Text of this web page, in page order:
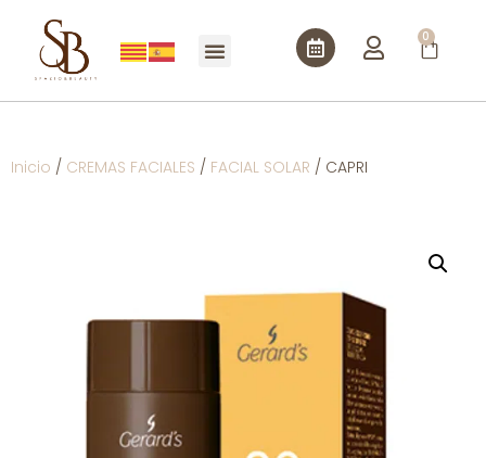
0
Inicio / CREMAS FACIALES / FACIAL SOLAR / CAPRI